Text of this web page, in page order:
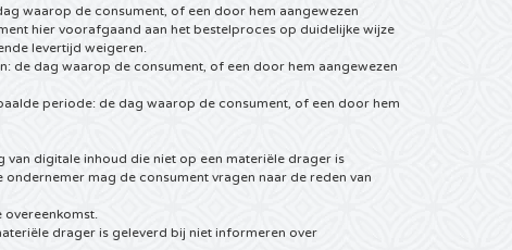
waarop de consument, of een door hem aangewezen
hier voorafgaand aan het bestelproces op duidelijke wijze
levertijd weigeren.
de dag waarop de consument, of een door hem aangewezen
periode: de dag waarop de consument, of een door hem
van digitale inhoud die niet op een materiële drager is
mag de consument vragen naar de reden van
overeenkomst.
drager is geleverd bij niet informeren over